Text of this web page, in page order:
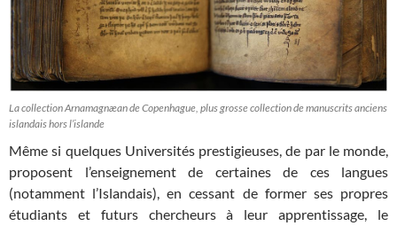
La collection Arnamagnæan de Copenhague, plus grosse collection de manuscrits anciens
islandais hors l’islande
Même si quelques Universités prestigieuses, de par le monde,
proposent l’enseignement de certaines de ces langues
(notamment l’Islandais), en cessant de former ses propres
étudiants et futurs chercheurs à leur apprentissage, le